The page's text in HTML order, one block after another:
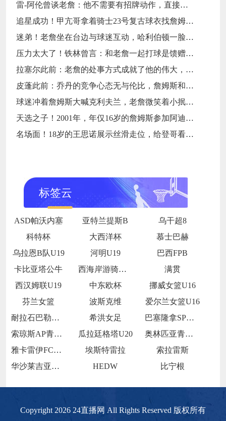
雷-阿伦曾谈老詹：他不需要有招牌动作，直接碾压对手就行
追星成功！甲亢哥拿着骑士23号复古球衣找詹姆斯要签名
迷弟！老詹坐在台边与球迷互动，哈利伯顿一脸崇拜地看着
压力太大了！铁林曾言：和老詹一起打球是馈赠，也是困扰
拉塞尔此前：老詹的处事方式成就了他的伟大，他是没有缺点的球员
皮蓬此前：乔丹的竞争心态无与伦比，詹姆斯和他没有可比性
球迷冲着詹姆斯大喊克利夫兰，老詹微笑着小抿一口香槟
天选之子！2001年，年仅16岁的詹姆斯参加阿迪达斯的训练营
名场面！18岁的王思诺展示丝滑走位，给登哥看得一愣一愣的
标签云
ASD帕沃内塞 亚特兰提斯B
乌干超8
科特杯
大西洋杯
慕士巴赫
乌拉恩B队U19
河明U19
巴西FPB
卡比亚塔公牛
西海岸游骑兵女足
满贯
西汉姆联U19
中东欧杯
挪威女篮U16
芬兰女篮
波斯克维
爱尔兰女篮U16
耐拉石巴勒鲁普
希洪女足
巴塞隆拿SP青年队
索琼斯AP青年队
瓜拉廷格塔U20
奥林匹亚青年队
雅卡雷伊FCU20
埃斯特雷拉
索拉雷斯
华沙莱吉亚青年队
HEDW 比宁根
Copyright 2026 24直播网 All Rights Reserved 版权所有